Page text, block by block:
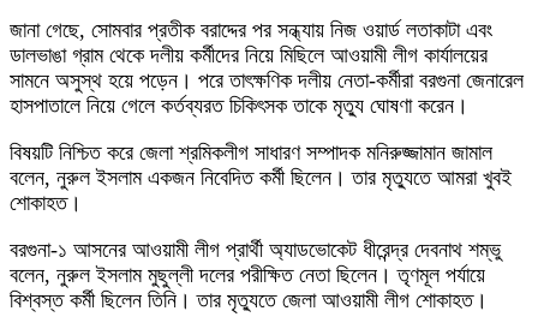
জানা গেছে, সোমবার প্রতীক বরাদ্দের পর সন্ধ্যায় নিজ ওয়ার্ড লতাকাটা এবং
ডালভাঙা গ্রাম থেকে দলীয় কর্মীদের নিয়ে মিছিলে আওয়ামী লীগ কার্যালয়ের
সামনে অসুস্থ হয়ে পড়েন। পরে তাৎক্ষণিক দলীয় নেতা-কর্মীরা বরগুনা জেনারেল
হাসপাতালে নিয়ে গেলে কর্তব্যরত চিকিৎসক তাকে মৃত্যু ঘোষণা করেন।
বিষয়টি নিশ্চিত করে জেলা শ্রমিকলীগ সাধারণ সম্পাদক মনিরুজ্জামান জামাল
বলেন, নুরুল ইসলাম একজন নিবেদিত কর্মী ছিলেন। তার মৃত্যুতে আমরা খুবই
শোকাহত।
বরগুনা-১ আসনের আওয়ামী লীগ প্রার্থী অ্যাডভোকেট ধীরেন্দ্র দেবনাথ শম্ভু
বলেন, নুরুল ইসলাম মুছুল্লী দলের পরীক্ষিত নেতা ছিলেন। তৃণমূল পর্যায়ে
বিশ্বস্ত কর্মী ছিলেন তিনি। তার মৃত্যুতে জেলা আওয়ামী লীগ শোকাহত।